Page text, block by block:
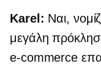
Karel: Ναι,
μεγάλη
e-commerce